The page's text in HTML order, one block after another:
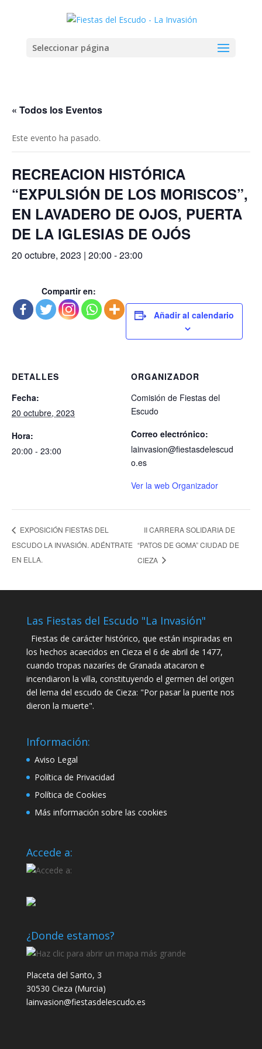
Seleccionar página
« Todos los Eventos
Este evento ha pasado.
RECREACION HISTÓRICA
“EXPULSIÓN DE LOS MORISCOS”,
EN LAVADERO DE OJOS, PUERTA
DE LA IGLESIAS DE OJÓS
20 octubre, 2023 | 20:00 -23:00
Compartir en:
Añadir al calendario
DETALLES
Fecha:
20 octubre, 2023
Hora:
20:00 - 23:00
ORGANIZADOR
Comisión de Fiestas del
Escudo
Correo electrónico:
lainvasion@fiestasdelescud
o.es
Ver la web Organizador
EXPOSICIÓN FIESTAS DEL
ESCUDO LA INVASIÓN. ADÉNTRATE
EN ELLA.
II CARRERA SOLIDARIA DE
“PATOS DE GOMA” CIUDAD DE
CIEZA
Las Fiestas del Escudo "La Invasión"
Fiestas de carácter histórico, que están inspiradas en
los hechos acaecidos en Cieza el 6 de abril de 1477,
cuando tropas nazaríes de Granada atacaron e
incendiaron la villa, constituyendo el germen del origen
del lema del escudo de Cieza: "Por pasar la puente nos
dieron la muerte".
Información:
Aviso Legal
Política de Privacidad
Política de Cookies
Más información sobre las cookies
Accede a:
¿Donde estamos?
Placeta del Santo, 3
30530 Cieza (Murcia)
lainvasion@fiestasdelescudo.es